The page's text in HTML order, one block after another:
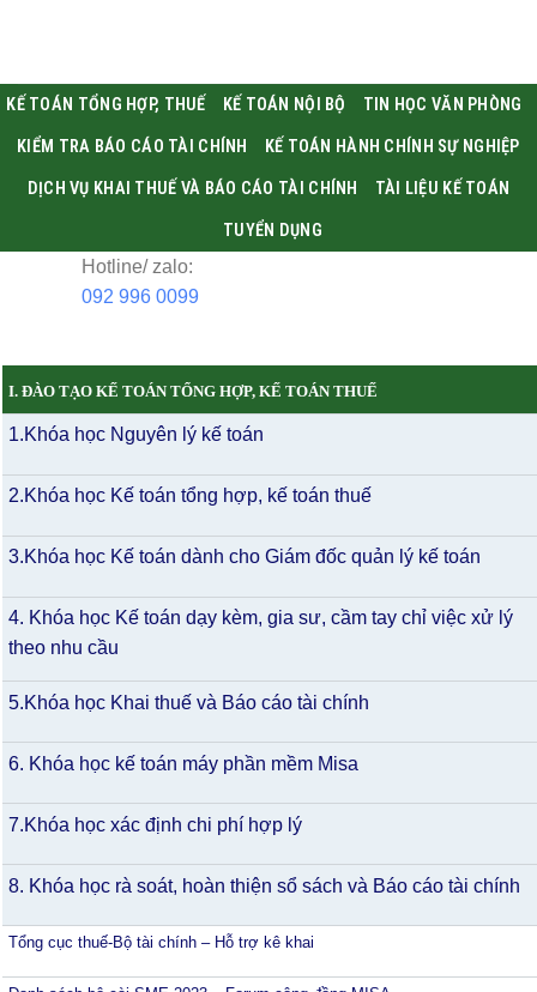
KẾ TOÁN TỔNG HỢP, THUẾ KẾ TOÁN NỘI BỘ TIN HỌC VĂN PHÒNG
KIỂM TRA BÁO CÁO TÀI CHÍNH KẾ TOÁN HÀNH CHÍNH SỰ NGHIỆP
DỊCH VỤ KHAI THUẾ VÀ BÁO CÁO TÀI CHÍNH TÀI LIỆU KẾ TOÁN
TUYỂN DỤNG
Hotline/ zalo:
092 996 0099
I. ĐÀO TẠO KẾ TOÁN TỔNG HỢP, KẾ TOÁN THUẾ
1.Khóa học Nguyên lý kế toán
2.Khóa học Kế toán tổng hợp, kế toán thuế
3.Khóa học Kế toán dành cho Giám đốc quản lý kế toán
4. Khóa học Kế toán dạy kèm, gia sư, cầm tay chỉ việc xử lý
theo nhu cầu
5.Khóa học Khai thuế và Báo cáo tài chính
6. Khóa học kế toán máy phần mềm Misa
7.Khóa học xác định chi phí hợp lý
8. Khóa học rà soát, hoàn thiện sổ sách và Báo cáo tài chính
Tổng cục thuế-Bộ tài chính – Hỗ trợ kê khai